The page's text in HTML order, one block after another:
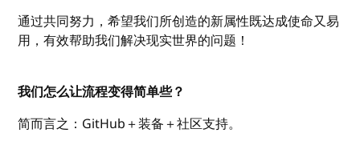
通过共同努力，希望我们所创造的新属性既达成使命又易
用，有效帮助我们解决现实世界的问题！
我们怎么让流程变得简单些？
简而言之：GitHub＋装备＋社区支持。